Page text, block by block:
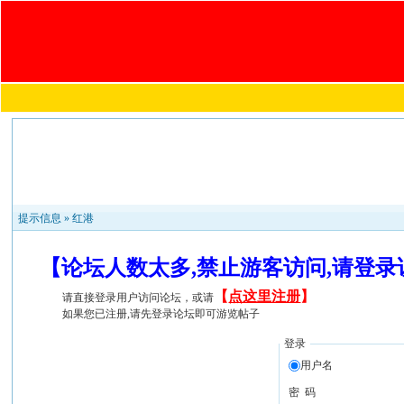
提示信息 »红港
【论坛人数太多,禁止游客访问,请登
请直接登录用户访问论坛，或请 【 点这里注册】
如果您已注册,请先登录论坛即可游览帖子
登录
用户名
密 码